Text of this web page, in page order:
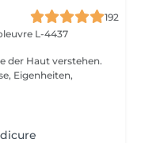
192
L-4437
der Haut verstehen.
Eigenheiten,